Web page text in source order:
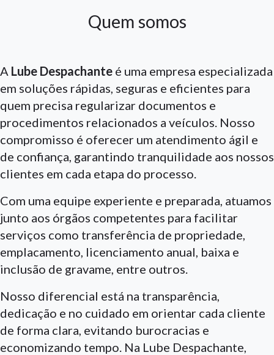
Quem somos
A Lube Despachante é uma empresa especializada
em soluções rápidas, seguras e eficientes para
quem precisa regularizar documentos e
procedimentos relacionados a veículos. Nosso
compromisso é oferecer um atendimento ágil e
de confiança, garantindo tranquilidade aos nossos
clientes em cada etapa do processo.
Com uma equipe experiente e preparada, atuamos
junto aos órgãos competentes para facilitar
serviços como transferência de propriedade,
emplacamento, licenciamento anual, baixa e
inclusão de gravame, entre outros.
Nosso diferencial está na transparência,
dedicação e no cuidado em orientar cada cliente
de forma clara, evitando burocracias e
economizando tempo. Na Lube Despachante,